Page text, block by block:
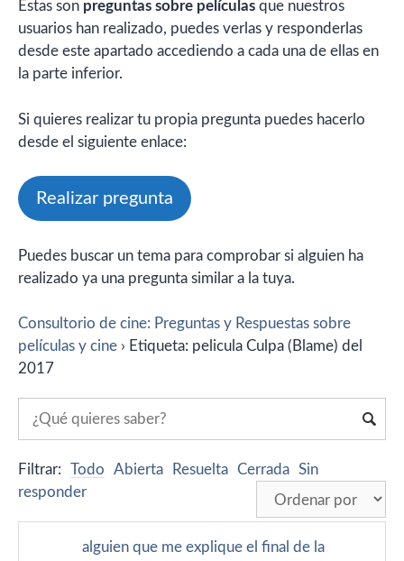
Estas son preguntas sobre películas que nuestros
usuarios han realizado, puedes verlas y responderlas
desde este apartado accediendo a cada una de ellas en
la parte inferior.
Si quieres realizar tu propia pregunta puedes hacerlo
desde el siguiente enlace:
Realizar pregunta
Puedes buscar un tema para comprobar si alguien ha
realizado ya una pregunta similar a la tuya.
Consultorio de cine: Preguntas y Respuestas sobre
películas y cine › Etiqueta: pelicula Culpa (Blame) del
2017
Filtrar: Todo Abierta Resuelta Cerrada Sin
responder
alguien que me explique el final de la